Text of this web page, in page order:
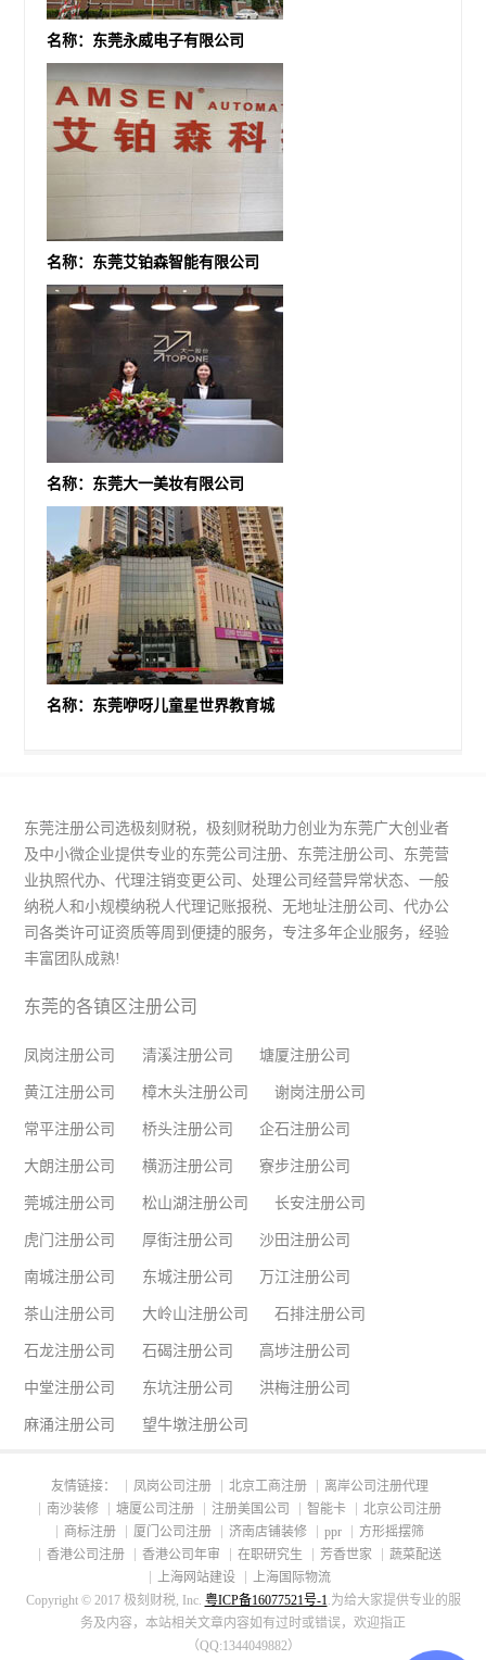
名称：东莞永威电子有限公司
名称：东莞艾铂森智能有限公司
名称：东莞大一美妆有限公司
名称：东莞咿呀儿童星世界教育城
东莞注册公司选极刻财税，极刻财税助力创业为东莞广大创业者
及中小微企业提供专业的东莞公司注册、东莞注册公司、东莞营
业执照代办、代理注销变更公司、处理公司经营异常状态、一般
纳税人和小规模纳税人代理记账报税、无地址注册公司、代办公
司各类许可证资质等周到便捷的服务，专注多年企业服务，经验
丰富团队成熟!
东莞的各镇区注册公司
凤岗注册公司 清溪注册公司 塘厦注册公司
黄江注册公司 樟木头注册公司 谢岗注册公司
常平注册公司 桥头注册公司 企石注册公司
大朗注册公司 横沥注册公司 寮步注册公司
莞城注册公司 松山湖注册公司 长安注册公司
虎门注册公司 厚街注册公司 沙田注册公司
南城注册公司 东城注册公司 万江注册公司
茶山注册公司 大岭山注册公司 石排注册公司
石龙注册公司 石碣注册公司 高埗注册公司
中堂注册公司 东坑注册公司 洪梅注册公司
麻涌注册公司 望牛墩注册公司
友情链接： 凤岗公司注册 北京工商注册
离岸公司注册代理
南沙装修
塘厦公司注册 注册美国公司 智能卡
北京公司注册
商标注册
厦门公司注册 济南店铺装修 ppr
方形摇摆筛
香港公司注册
香港公司年审 在职研究生 芳香世家
蔬菜配送
上海网站建设
上海国际物流
Copyright © 2017 极刻财税, Inc. 粤ICP备16077521号-1.为给大家提供专业的服
务及内容，本站相关文章内容如有过时或错误，欢迎指正
（QQ:1344049882）